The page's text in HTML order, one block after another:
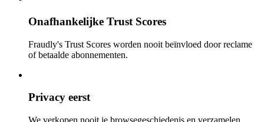
Onafhankelijke Trust Scores
Fraudly's Trust Scores worden nooit beïnvloed door reclame
of betaalde abonnementen.
Privacy eerst